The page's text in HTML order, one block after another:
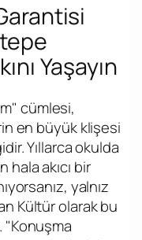
Yaşayın
cümlesi,
en büyük klişesi
Yıllarca okulda
hala akıcı bir
yalnız
Kültür olarak bu
"Konuşma